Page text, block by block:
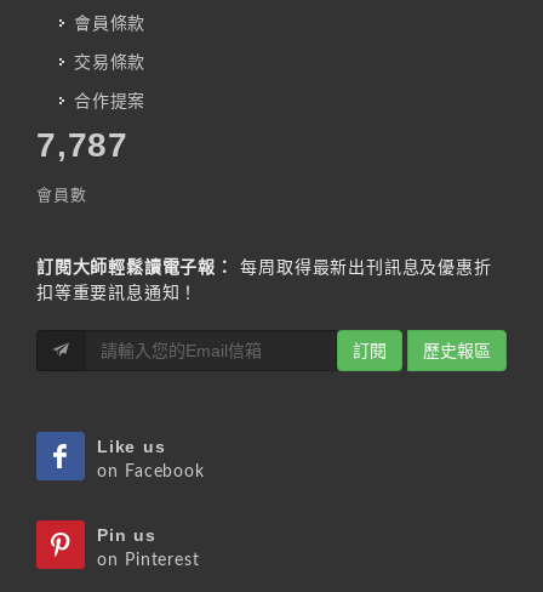
會員條款
交易條款
合作提案
7,787
會員數
訂閱大師輕鬆讀電子報：
每周取得最新出刊訊息及優惠折
扣等重要訊息通知！
訂閱 歷史報區
Like us
on Facebook
Pin us
on Pinterest